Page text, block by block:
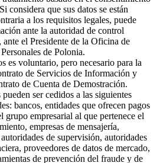
considera que sus datos se están
a los requisitos legales, puede
ante la autoridad de control
ante el Presidente de la Oficina de
de Polonia.
es voluntario, pero necesario para la
de Servicios de Información y
de Cuenta de Demostración.
pueden ser cedidos a las siguientes
bancos, entidades que ofrecen pagos
grupo empresarial al que pertenece el
empresas de mensajería,
de supervisión, autoridades
proveedores de datos de mercado,
de prevención del fraude y de